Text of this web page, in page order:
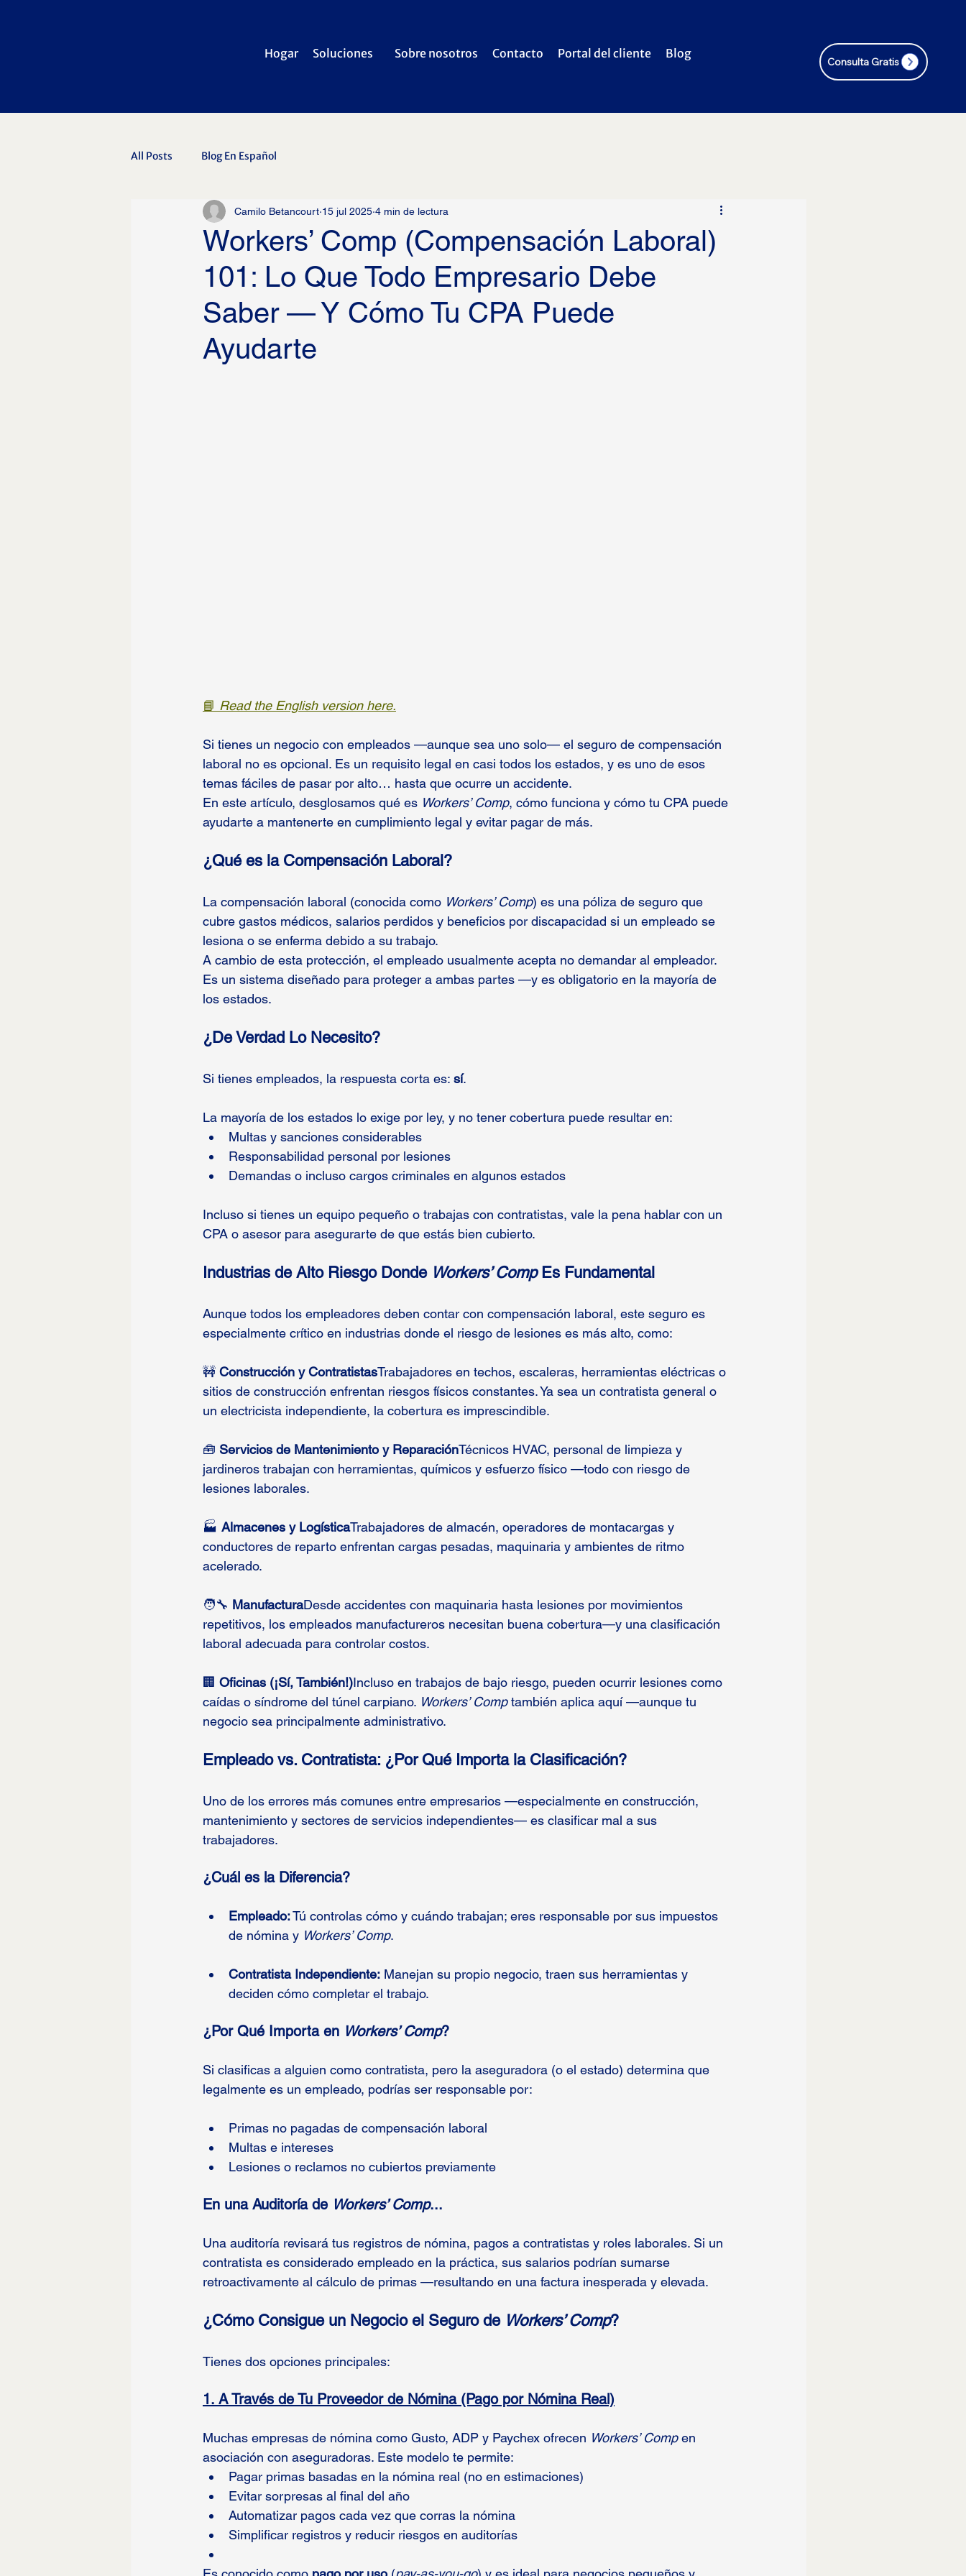
Hogar Soluciones Sobre nosotros Contacto Portal del cliente Blog
Consulta Gratis
All Posts Blog En Español
Workers’ Comp (Compensación Laboral)
101: Lo Que Todo Empresario Debe
Saber — Y Cómo Tu CPA Puede
Ayudarte
Camilo Betancourt 15 jul 2025 4 min de lectura
📘 Read the English version here.
Si tienes un negocio con empleados —aunque sea uno solo— el seguro de compensación
laboral no es opcional. Es un requisito legal en casi todos los estados, y es uno de esos
temas fáciles de pasar por alto… hasta que ocurre un accidente.
En este artículo, desglosamos qué es Workers’ Comp, cómo funciona y cómo tu CPA puede
ayudarte a mantenerte en cumplimiento legal y evitar pagar de más.
¿Qué es la Compensación Laboral?
La compensación laboral (conocida como Workers’ Comp) es una póliza de seguro que
cubre gastos médicos, salarios perdidos y beneficios por discapacidad si un empleado se
lesiona o se enferma debido a su trabajo.
A cambio de esta protección, el empleado usualmente acepta no demandar al empleador.
Es un sistema diseñado para proteger a ambas partes —y es obligatorio en la mayoría de
los estados.
¿De Verdad Lo Necesito?
Si tienes empleados, la respuesta corta es: sí.
La mayoría de los estados lo exige por ley, y no tener cobertura puede resultar en:
Multas y sanciones considerables
Responsabilidad personal por lesiones
Demandas o incluso cargos criminales en algunos estados
Incluso si tienes un equipo pequeño o trabajas con contratistas, vale la pena hablar con un
CPA o asesor para asegurarte de que estás bien cubierto.
Industrias de Alto Riesgo Donde Workers’ Comp Es Fundamental
Aunque todos los empleadores deben contar con compensación laboral, este seguro es
especialmente crítico en industrias donde el riesgo de lesiones es más alto, como:
🚧 Construcción y ContratistasTrabajadores en techos, escaleras, herramientas eléctricas o
sitios de construcción enfrentan riesgos físicos constantes. Ya sea un contratista general o
un electricista independiente, la cobertura es imprescindible.
🧰 Servicios de Mantenimiento y ReparaciónTécnicos HVAC, personal de limpieza y
jardineros trabajan con herramientas, químicos y esfuerzo físico —todo con riesgo de
lesiones laborales.
🏭 Almacenes y LogísticaTrabajadores de almacén, operadores de montacargas y
conductores de reparto enfrentan cargas pesadas, maquinaria y ambientes de ritmo
acelerado.
🧑‍🔧 ManufacturaDesde accidentes con maquinaria hasta lesiones por movimientos
repetitivos, los empleados manufactureros necesitan buena cobertura—y una clasificación
laboral adecuada para controlar costos.
🏢 Oficinas (¡Sí, También!)Incluso en trabajos de bajo riesgo, pueden ocurrir lesiones como
caídas o síndrome del túnel carpiano. Workers’ Comp también aplica aquí —aunque tu
negocio sea principalmente administrativo.
Empleado vs. Contratista: ¿Por Qué Importa la Clasificación?
Uno de los errores más comunes entre empresarios —especialmente en construcción,
mantenimiento y sectores de servicios independientes— es clasificar mal a sus
trabajadores.
¿Cuál es la Diferencia?
Empleado: Tú controlas cómo y cuándo trabajan; eres responsable por sus impuestos
de nómina y Workers’ Comp.
Contratista Independiente: Manejan su propio negocio, traen sus herramientas y
deciden cómo completar el trabajo.
¿Por Qué Importa en Workers’ Comp?
Si clasificas a alguien como contratista, pero la aseguradora (o el estado) determina que
legalmente es un empleado, podrías ser responsable por:
Primas no pagadas de compensación laboral
Multas e intereses
Lesiones o reclamos no cubiertos previamente
En una Auditoría de Workers’ Comp...
Una auditoría revisará tus registros de nómina, pagos a contratistas y roles laborales. Si un
contratista es considerado empleado en la práctica, sus salarios podrían sumarse
retroactivamente al cálculo de primas —resultando en una factura inesperada y elevada.
¿Cómo Consigue un Negocio el Seguro de Workers’ Comp?
Tienes dos opciones principales:
1. A Través de Tu Proveedor de Nómina (Pago por Nómina Real)
Muchas empresas de nómina como Gusto, ADP y Paychex ofrecen Workers’ Comp en
asociación con aseguradoras. Este modelo te permite:
Pagar primas basadas en la nómina real (no en estimaciones)
Evitar sorpresas al final del año
Automatizar pagos cada vez que corras la nómina
Simplificar registros y reducir riesgos en auditorías